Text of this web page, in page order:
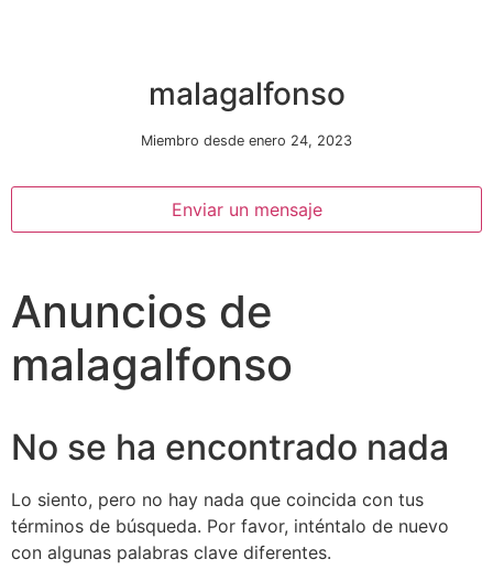
malagalfonso
Miembro desde enero 24, 2023
Enviar un mensaje
Anuncios de
malagalfonso
No se ha encontrado nada
Lo siento, pero no hay nada que coincida con tus
términos de búsqueda. Por favor, inténtalo de nuevo
con algunas palabras clave diferentes.
Necesarias
Estas
cookies no
son
opcionales.
necesarias
para que
web.